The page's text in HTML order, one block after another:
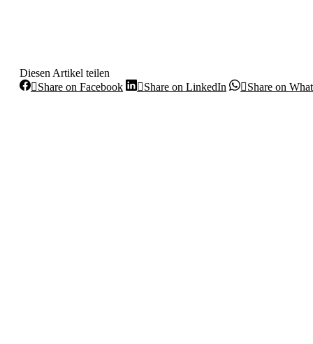
Diesen Artikel teilen
Share on FacebookShareShare on LinkedIn ShareShare on